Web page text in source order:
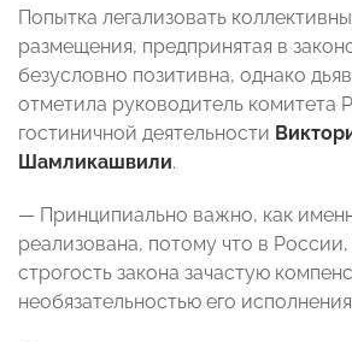
Попытка легализовать
размещения, предпринятая в
безусловно позитивна, однако
отметила руководитель комитета
гостиничной деятельности
Шамликашвили.
— Принципиально важно, как
реализована, потому что в
строгость закона зачастую
необязательностью его